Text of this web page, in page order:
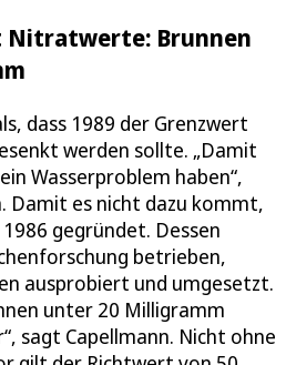
Nitratwerte: Brunnen
dass 1989 der Grenzwert
werden sollte. „Damit
Wasserproblem haben“,
Damit es nicht dazu kommt,
gegründet. Dessen
betrieben,
ausprobiert und umgesetzt.
unter 20 Milligramm
sagt Capellmann. Nicht ohne